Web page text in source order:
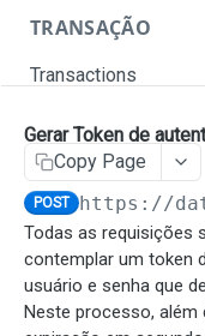
TRANSAÇÃO
Transactions
Consultar uma
PLATAFORMA
SUPER API
Solicitar Super API
Consultar Super
BackgroundCheck
Gerar Token de
Copy Page
POST https://
Todas as requisições
contemplar um token
usuário e senha que
Neste processo,